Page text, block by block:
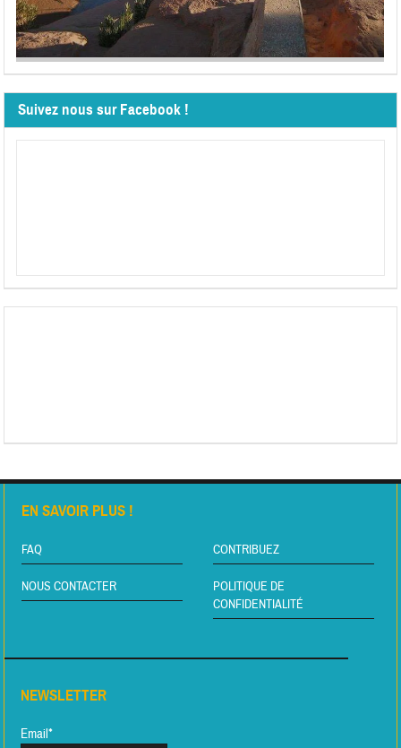
Suivez nous sur Facebook !
EN SAVOIR PLUS !
FAQ CONTRIBUEZ
NOUS CONTACTER
POLITIQUE DE
CONFIDENTIALITÉ
NEWSLETTER
Email*